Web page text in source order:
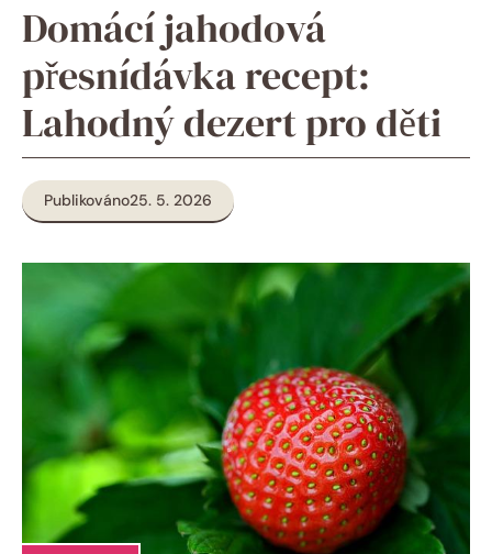
Domácí jahodová
přesnídávka recept:
Lahodný dezert pro děti
Publikováno25. 5. 2026